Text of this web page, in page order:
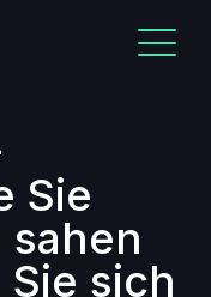
Sie
sich